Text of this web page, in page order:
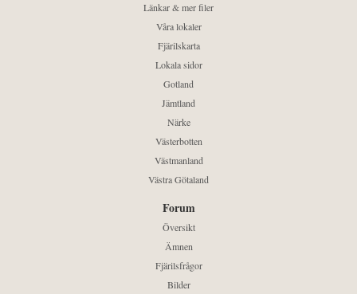
Länkar & mer filer
Våra lokaler
Fjärilskarta
Lokala sidor
Gotland
Jämtland
Närke
Västerbotten
Västmanland
Västra Götaland
Forum
Översikt
Ämnen
Fjärilsfrågor
Bilder